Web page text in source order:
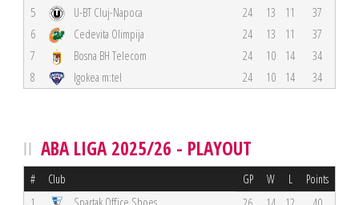
5
U-BT Cluj-Napoca 24 13 11
37
6
Cedevita Olimpija 24 13 11
37
7
Bosna BH Telecom 24 10 14
34
8
Igokea m:tel 24 10 14 34
ABA LIGA 2025/26 - PLAYOUT
# Club GP W L Points